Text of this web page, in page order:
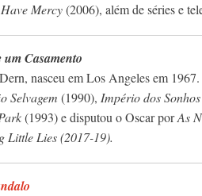
Have Mercy(2006), além de séries e
Casamento
nasceu em Los Angeles em
Selvagem (1990), Império dos Sonhos
(1993) e disputou o Oscar porAs
Little Lies (2017-19).